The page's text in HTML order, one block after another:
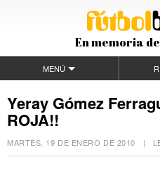
En memoria
MENÚ
Yeray Gómez
ROJA!!
MARTES, 19 DE ENERO DE 2010 |